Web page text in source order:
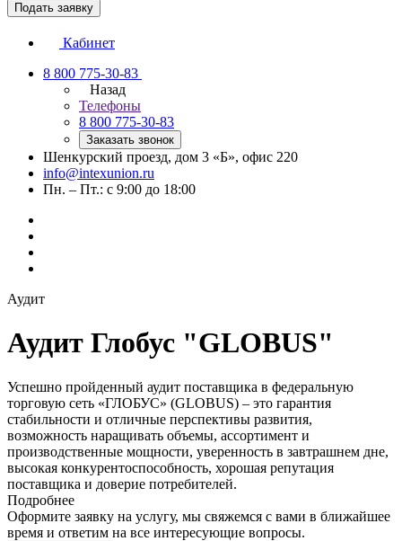
Подать заявку
Кабинет
8 800 775-30-83
Назад
Телефоны
8 800 775-30-83
Заказать звонок
Шенкурский проезд, дом 3 «Б», офис 220
info@intexunion.ru
Пн. – Пт.: с 9:00 до 18:00
Аудит
Аудит Глобус "GLOBUS"
Успешно пройденный аудит поставщика в федеральную
торговую сеть «ГЛОБУС» (GLOBUS) – это гарантия
стабильности и отличные перспективы развития,
возможность наращивать объемы, ассортимент и
производственные мощности, уверенность в завтрашнем дне,
высокая конкурентоспособность, хорошая репутация
поставщика и доверие потребителей.
Подробнее
Оформите заявку на услугу, мы свяжемся с вами в ближайшее
время и ответим на все интересующие вопросы.